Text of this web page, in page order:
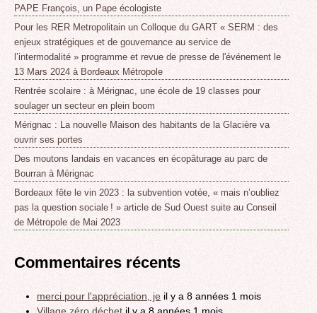
PAPE François, un Pape écologiste
Pour les RER Metropolitain un Colloque du GART « SERM : des
enjeux stratégiques et de gouvernance au service de
l’intermodalité » programme et revue de presse de l'événement le
13 Mars 2024 à Bordeaux Métropole
Rentrée scolaire : à Mérignac, une école de 19 classes pour
soulager un secteur en plein boom
Mérignac : La nouvelle Maison des habitants de la Glacière va
ouvrir ses portes
Des moutons landais en vacances en écopâturage au parc de
Bourran à Mérignac
Bordeaux fête le vin 2023 : la subvention votée, « mais n’oubliez
pas la question sociale ! » article de Sud Ouest suite au Conseil
de Métropole de Mai 2023
Commentaires récents
merci pour l'appréciation, je il y a 8 années 1 mois